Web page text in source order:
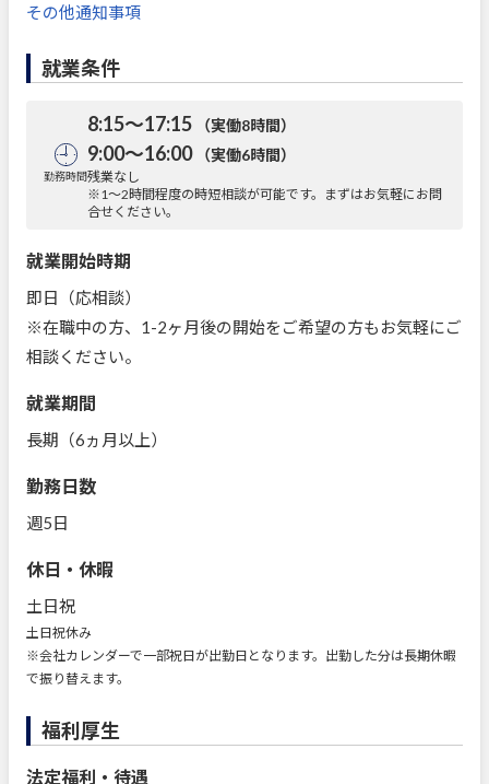
その他通知事項
就業条件
勤務時間
8:15～17:15 （実働8時間）
9:00～16:00 （実働6時間）
残業なし
※1～2時間程度の時短相談が可能です。まずはお気軽にお問
合せください。
就業開始時期
即日（応相談）
※在職中の方、1-2ヶ月後の開始をご希望の方もお気軽にご
相談ください。
就業期間
長期（6ヵ月以上）
勤務日数
週5日
休日・休暇
土日祝
土日祝休み
※会社カレンダーで一部祝日が出勤日となります。出勤した分は長期休暇
で振り替えます。
福利厚生
法定福利・待遇